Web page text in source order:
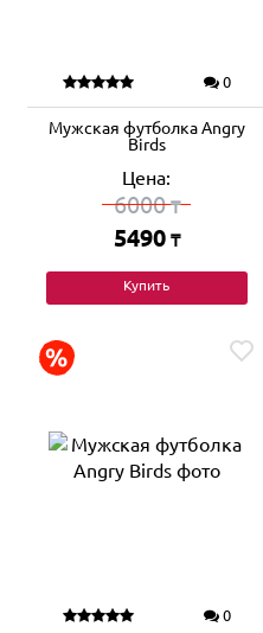
0
Мужская футболка Angry
Birds
Цена:
6000₸
5490 ₸
Купить
0